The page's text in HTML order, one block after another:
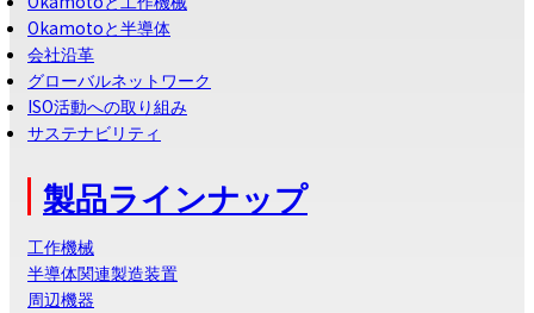
企業情報
代表メッセージ
Okamotoと工作機械
Okamotoと半導体
会社沿革
グローバルネットワーク
ISO活動への取り組み